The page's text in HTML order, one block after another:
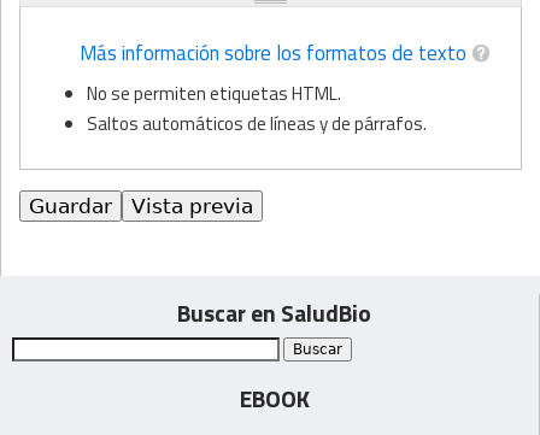
Más información sobre los formatos de texto
No se permiten etiquetas HTML.
Saltos automáticos de líneas y de párrafos.
Buscar en SaludBio
EBOOK